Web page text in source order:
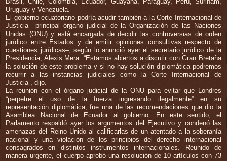
Uruguay y Venezuela.
El gobierno ecuatoriano podría acudir también a la Corte Internacional de
Justicia –principal órgano judicial de la Organización de las Naciones
Unidas (ONU) y está encargada de decidir las controversias de orden
jurídico entre Estados y de emitir opiniones consultivas respecto de
cuestiones jurídicas–, según lo anunció ayer el secretario jurídico de la
Presidencia, Alexis Mera. “Estamos abiertos a discutir con Gran Bretaña
la solución de este problema y si no hay solución diplomática podremos
recurrir a las instancias judiciales como la Corte Internacional de
Justicia”, dijo.
La reunión con el órgano judicial de la ONU para evitar que Londres
“perpetre el uso de la fuerza ingresando ilegalmente” en su
representación diplomática, fue una de las recomendaciones que dio la
Asamblea Nacional de Ecuador al gobierno. En este sentido, el
Parlamento respaldó ayer los argumentos del Ejecutivo y condenó las
amenazas del Reino Unido al calificarlas de un atentado a la soberanía
nacional y una violación de los principios del derecho internacional
consagrados en distintos instrumentos internacionales. Reunido de
manera urgente, el cuerpo aprobó una resolución de 10 artículos con 73